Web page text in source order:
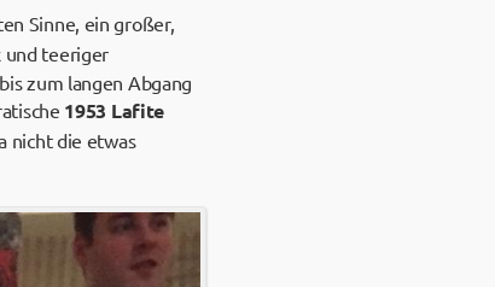
Sinne, ein großer,
und teeriger
zum langen Abgang
1953 Lafite
nicht die etwas